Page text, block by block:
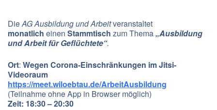
DieAG Ausbildung und Arbeitveranstaltet
monatlich einen Stammtisch zum Thema„Ausbildung
und Arbeit für Geflüchtete“.
Ort: Wegen Corona-Einschränkungen im Jitsi-
Videoraum
https://meet.wiloebtau.de/ArbeitAusbildung
(Teilnahme ohne App in Browser möglich)
Zeit: 18:30 – 20:30